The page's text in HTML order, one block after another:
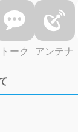
トーク アンテナ